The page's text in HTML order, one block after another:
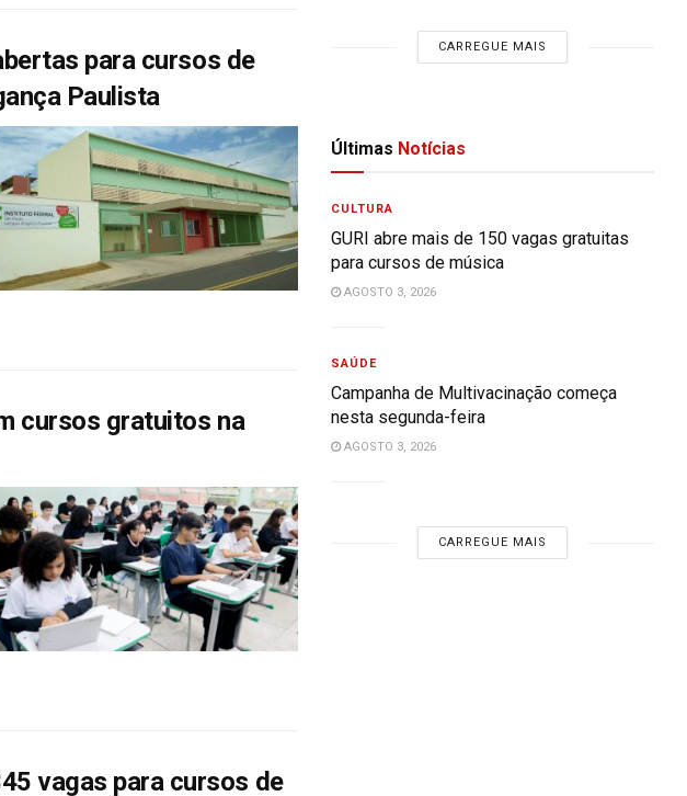
para cursos de
Paulista
cursos gratuitos na
vagas para cursos de
CARREGUE MAIS
Últimas Notícias
CULTURA
GURI abre mais de 150 vagas gratuitas
para cursos de música
AGOSTO 3, 2026
SAÚDE
Campanha de Multivacinação começa
nesta segunda-feira
AGOSTO 3, 2026
CARREGUE MAIS